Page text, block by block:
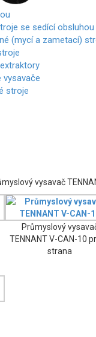
se sedící obsluhou
(mycí a zametací)
vysavače
stroje
Průmyslový
TENNANT V-CAN-10
strana